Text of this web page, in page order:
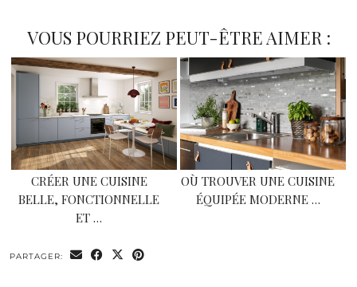
VOUS POURRIEZ PEUT-ÊTRE AIMER :
CRÉER UNE CUISINE
BELLE, FONCTIONNELLE
ET …
OÙ TROUVER UNE CUISINE
ÉQUIPÉE MODERNE …
PARTAGER: